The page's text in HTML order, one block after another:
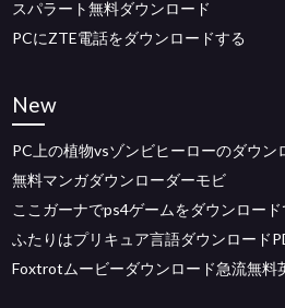
スパラート無料ダウンロード
PCにZTE電話をダウンロードする
New
PC上の植物vsゾンビヒーローのダウン
無料マンガダウンローダーモビ
ここガーナでps4ゲームをダウンロー
ふたりはプリキュア言語ダウンロード
Foxtrotムービーダウンロード急流無料